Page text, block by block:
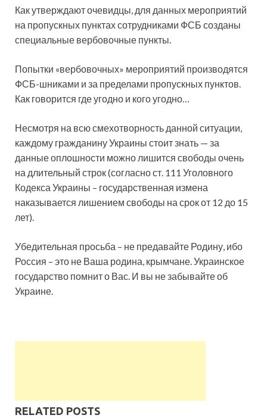
Как утверждают очевидцы, для данных мероприятий
на пропускных пунктах сотрудниками ФСБ созданы
специальные вербовочные пункты.
Попытки «вербовочных» мероприятий производятся
ФСБ-шниками и за пределами пропускных пунктов.
Как говорится где угодно и кого угодно…
Несмотря на всю смехотворность данной ситуации,
каждому гражданину Украины стоит знать — за
данные оплошности можно лишится свободы очень
на длительный строк (согласно ст. 111 Уголовного
Кодекса Украины – государственная измена
наказывается лишением свободы на срок от 12 до 15
лет).
Убедительная просьба – не предавайте Родину, ибо
Россия – это не Ваша родина, крымчане. Украинское
государство помнит о Вас. И вы не забывайте об
Украине.
RELATED POSTS